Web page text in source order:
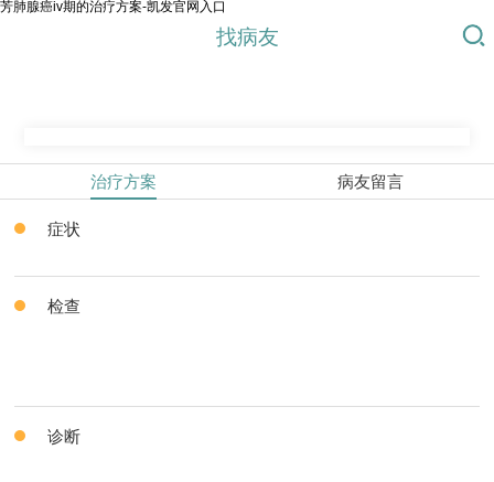
芳肺腺癌iv期的治疗方案-凯发官网入口
找病友
治疗方案 病友留言
症状
检查
诊断